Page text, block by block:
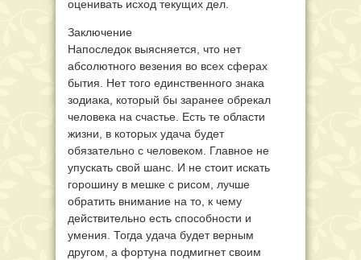
оценивать исход текущих дел.
Заключение
Напоследок выясняется, что нет
абсолютного везения во всех сферах
бытия. Нет того единственного знака
зодиака, который бы заранее обрекал
человека на счастье. Есть те области
жизни, в которых удача будет
обязательно с человеком. Главное не
упускать свой шанс. И не стоит искать
горошину в мешке с рисом, лучше
обратить внимание на то, к чему
действительно есть способности и
умения. Тогда удача будет верным
другом, а фортуна подмигнет своим